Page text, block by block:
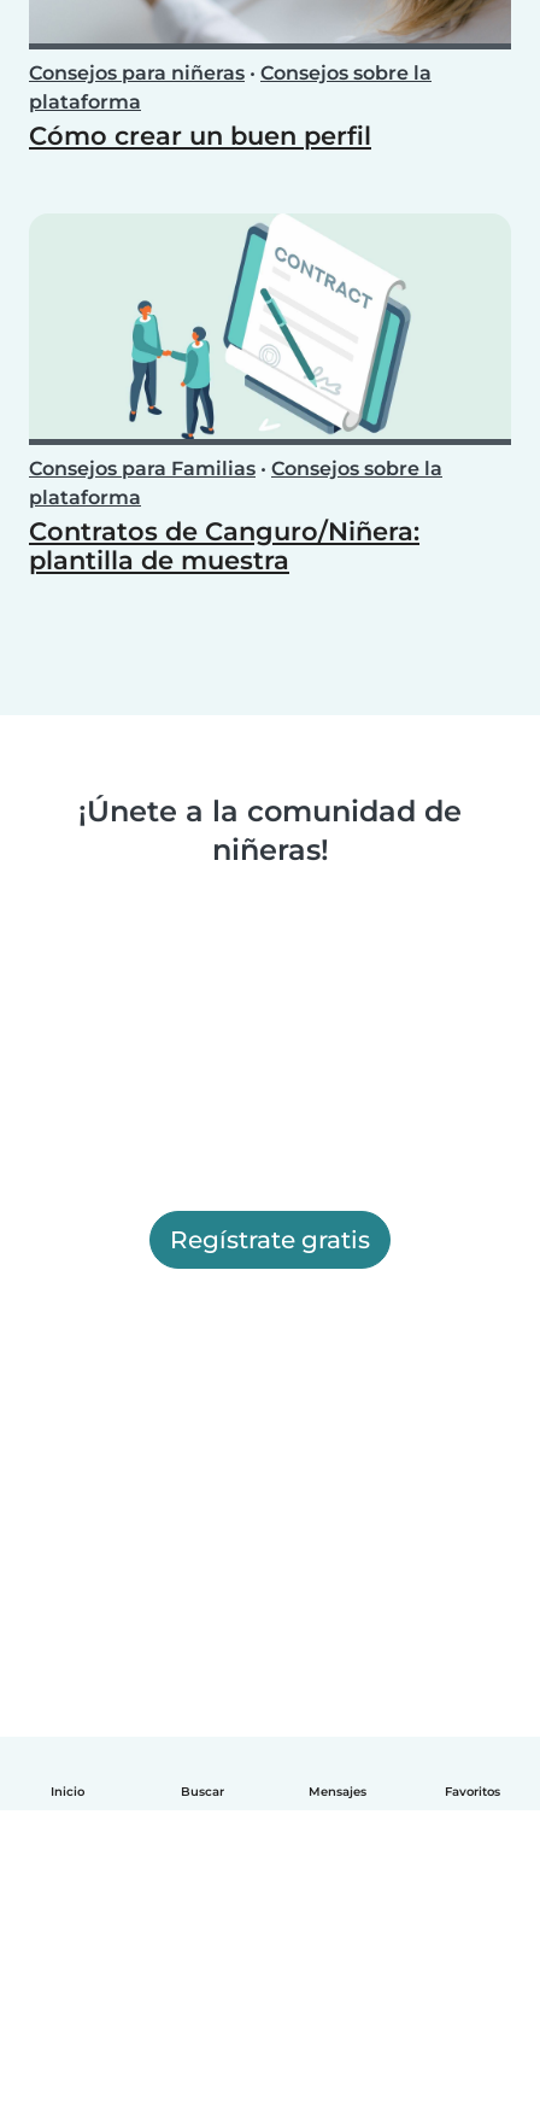
Inicio Buscar Mensajes Favoritos
Consejos para niñeras • Consejos sobre la
plataforma
Cómo crear un buen perfil
Consejos para Familias • Consejos sobre la
plataforma
Contratos de Canguro/Niñera:
plantilla de muestra
¡Únete a la comunidad de
niñeras!
Regístrate gratis